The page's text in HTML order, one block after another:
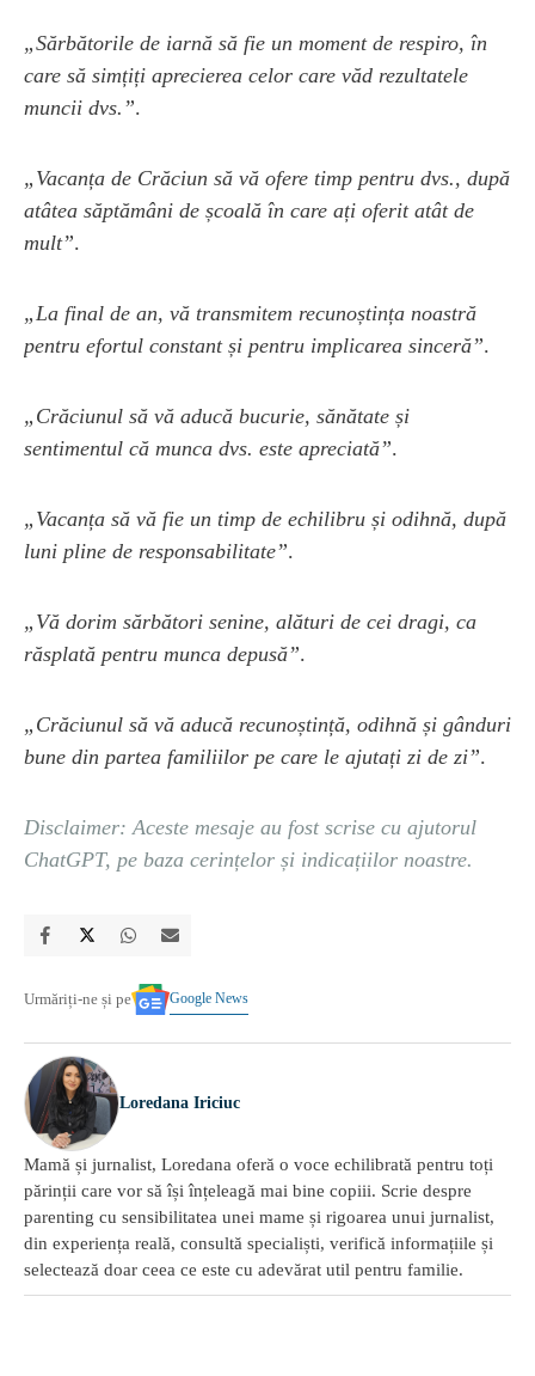
„Sărbătorile de iarnă să fie un moment de respiro, în
care să simțiți aprecierea celor care văd rezultatele
muncii dvs.”.
„Vacanța de Crăciun să vă ofere timp pentru dvs., după
atâtea săptămâni de școală în care ați oferit atât de
mult”.
„La final de an, vă transmitem recunoștința noastră
pentru efortul constant și pentru implicarea sinceră”.
„Crăciunul să vă aducă bucurie, sănătate și
sentimentul că munca dvs. este apreciată”.
„Vacanța să vă fie un timp de echilibru și odihnă, după
luni pline de responsabilitate”.
„Vă dorim sărbători senine, alături de cei dragi, ca
răsplată pentru munca depusă”.
„Crăciunul să vă aducă recunoștință, odihnă și gânduri
bune din partea familiilor pe care le ajutați zi de zi”.
Disclaimer: Aceste mesaje au fost scrise cu ajutorul
ChatGPT, pe baza cerințelor și indicațiilor noastre.
Urmăriți-ne și pe Google News
Loredana Iriciuc
Mamă și jurnalist, Loredana oferă o voce echilibrată pentru toți
părinții care vor să își înțeleagă mai bine copiii. Scrie despre
parenting cu sensibilitatea unei mame și rigoarea unui jurnalist,
din experiența reală, consultă specialiști, verifică informațiile și
selectează doar ceea ce este cu adevărat util pentru familie.